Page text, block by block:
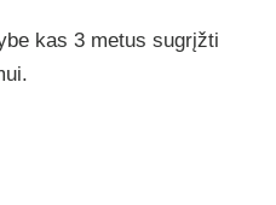
kas 3 metus sugrįžti